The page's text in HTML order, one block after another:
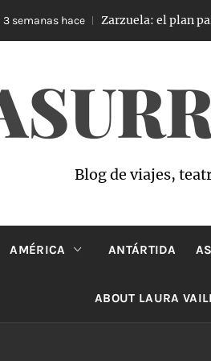
hace Zarzuela: el plan para
Blog de viajes,
AMÉRICA ANTÁRTIDA
ABOUT LAURA